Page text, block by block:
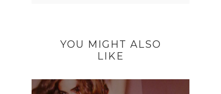
YOU MIGHT ALSO
LIKE